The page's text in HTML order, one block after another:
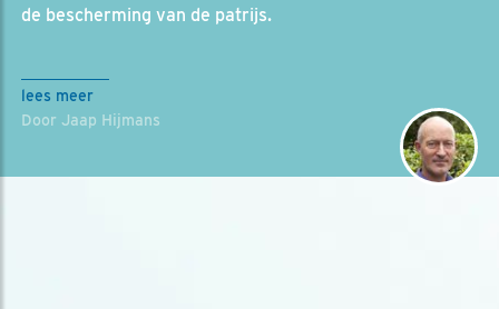
de bescherming van de patrijs.
lees meer
Door Jaap Hijmans